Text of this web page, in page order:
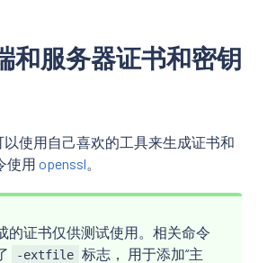
和服务器证书和密钥
使用自己喜欢的工具来生成证书和
使用 openssl。
的证书仅供测试使用。相关命令
-extfile 标志， 用于添加“主